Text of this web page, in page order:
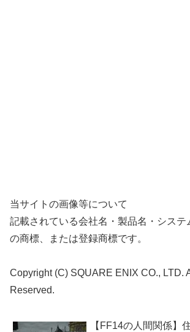
当サイトの画像等について
記載されている会社名・製品名・システ
の商標、または登録商標です。
Copyright (C) SQUARE ENIX CO., LTD.
Reserved.
【FF14の人間関係】